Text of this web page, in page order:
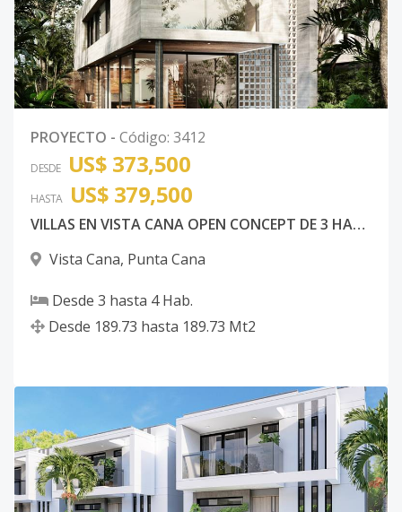
PROYECTO - Código: 3412
DESDE US$ 373,500
HASTA US$ 379,500
VILLAS EN VISTA CANA OPEN CONCEPT DE 3 HABITACIONES
Vista Cana, Punta Cana
Desde 3 hasta 4Hab.
Desde 189.73 hasta 189.73 Mt2